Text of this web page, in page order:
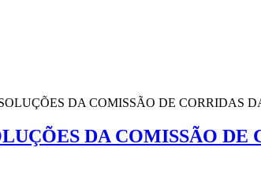
DA COMISSÃO DE CORRIDAS
DA COMISSÃO DE